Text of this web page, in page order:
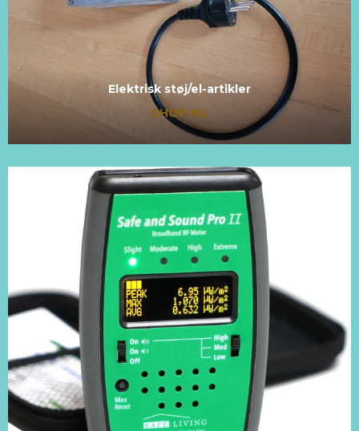
Elektrisk støj/el-artikler
SHOP NU